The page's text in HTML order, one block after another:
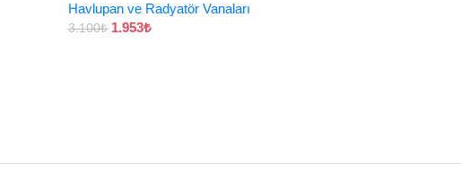
Havlupan ve Radyatör Vanaları
3.100₺ 1.953₺